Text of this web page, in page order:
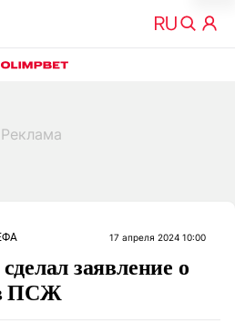
17 апреля 2024 10:00
заявление о
ПСЖ